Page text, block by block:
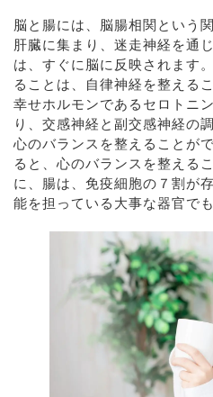
脳と腸には、脳腸相関という
肝臓に集まり、迷走神経を通
は、すぐに脳に反映されます
ることは、自律神経を整える
幸せホルモンであるセロトニ
り、交感神経と副交感神経の
心のバランスを整えることが
ると、心のバランスを整える
に、腸は、免疫細胞の７割が
能を担っている大事な器官でも